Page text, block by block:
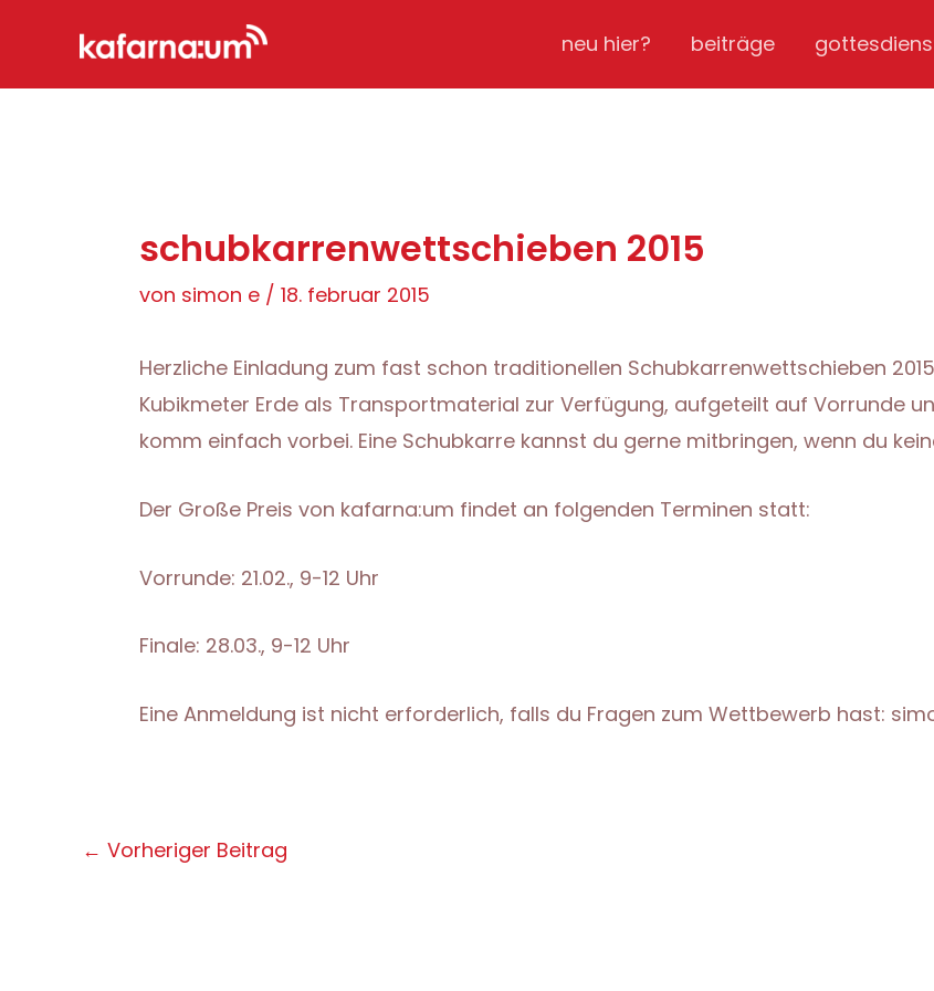
springen
neu hier? beiträge
schubkarrenwettschieben 2015
von simon e / 18. februar 2015
Herzliche Einladung zum fast schon traditionellen Schubkarrenwettschieben
Kubikmeter Erde als Transportmaterial zur Verfügung, aufgeteilt auf Vorrunde
komm einfach vorbei. Eine Schubkarre kannst du gerne mitbringen, wenn du
Der Große Preis von kafarna:um findet an folgenden Terminen statt:
Vorrunde: 21.02., 9-12 Uhr
Finale: 28.03., 9-12 Uhr
Eine Anmeldung ist nicht erforderlich, falls du Fragen zum Wettbewerb hast:
Post
← Vorheriger Beitrag